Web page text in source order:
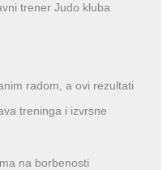
trener Judo kluba
radom, a ovi rezultati
treninga i izvrsne
na borbenosti